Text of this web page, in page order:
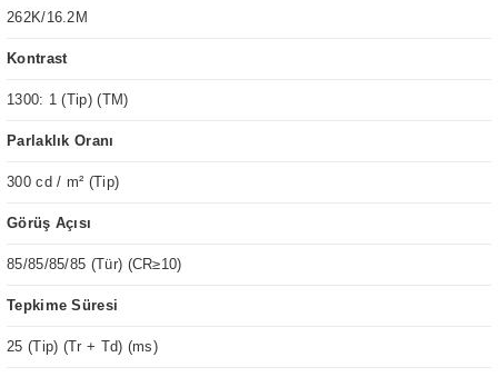
262K/16.2M
Kontrast
1300: 1 (Tip) (TM)
Parlaklık Oranı
300 cd / m² (Tip)
Görüş Açısı
85/85/85/85 (Tür) (CR≥10)
Tepkime Süresi
25 (Tip) (Tr + Td) (ms)